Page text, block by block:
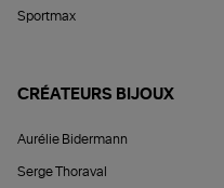
Sportmax
CRÉATEURS BIJOUX
Aurélie Bidermann
Serge Thoraval